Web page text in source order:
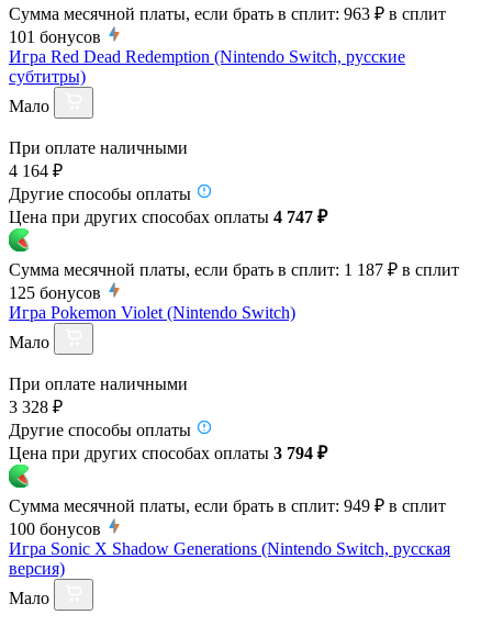
Сумма месячной платы, если брать в сплит: 963 ₽ в сплит
101 бонусов
Игра Red Dead Redemption (Nintendo Switch, русские
субтитры)
Мало
При оплате наличными
4 164 ₽
Другие способы оплаты
Цена при других способах оплаты 4 747 ₽
Сумма месячной платы, если брать в сплит: 1 187 ₽ в сплит
125 бонусов
Игра Pokemon Violet (Nintendo Switch)
Мало
При оплате наличными
3 328 ₽
Другие способы оплаты
Цена при других способах оплаты 3 794 ₽
Сумма месячной платы, если брать в сплит: 949 ₽ в сплит
100 бонусов
Игра Sonic X Shadow Generations (Nintendo Switch, русская
версия)
Мало